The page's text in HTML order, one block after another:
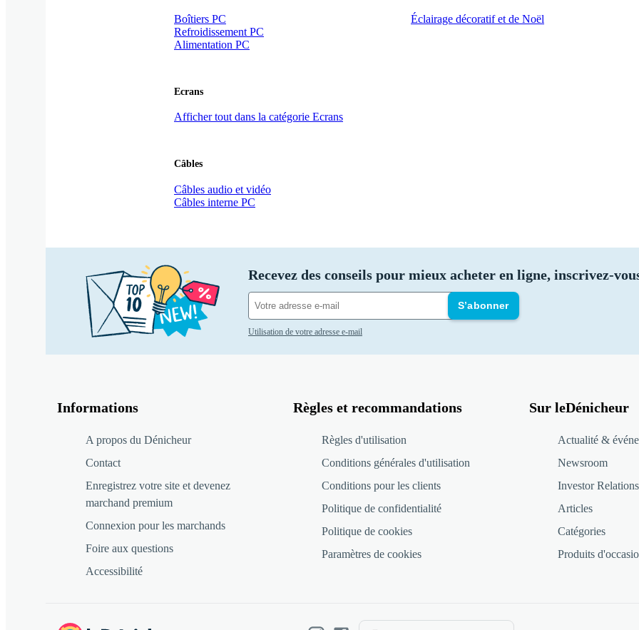
Boîtiers PC
Refroidissement PC
Alimentation PC
Ecrans
Afficher tout dans la catégorie Ecrans
Câbles
Câbles audio et vidéo
Câbles interne PC
Éclairage décoratif et de Noël
Recevez des conseils pour mieux acheter en ligne, inscrivez-
S’abonner
Utilisation de votre adresse e-mail
Informations
A propos du Dénicheur
Contact
Enregistrez votre site et devenez
marchand premium
Connexion pour les marchands
Foire aux questions
Accessibilité
Règles et recommandations
Règles d'utilisation
Conditions générales d'utilisation
Conditions pour les clients
Politique de confidentialité
Politique de cookies
Paramètres de cookies
Sur leDénicheur
Actualité &
Newsroom
Investor Relations
Articles
Catégories
Produits